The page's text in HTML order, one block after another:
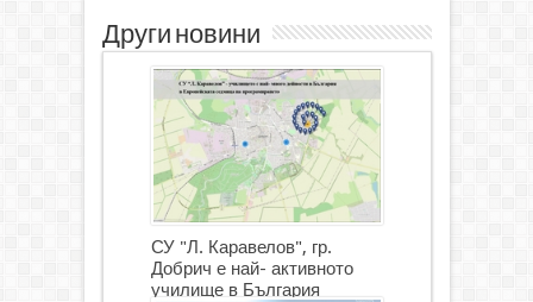
Други новини
СУ "Л. Каравелов", гр.
Добрич е най- активното
училище в България